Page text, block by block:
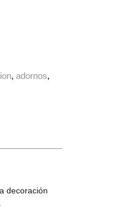
adornos
decoración